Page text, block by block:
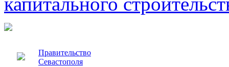
Правительство
Севастополя